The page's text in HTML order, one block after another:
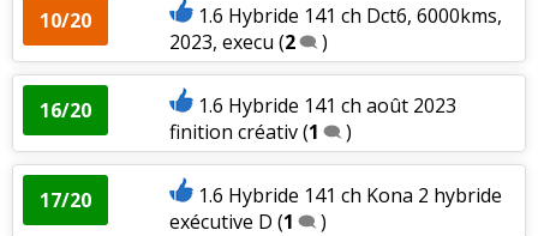
10/20
1.6 Hybride 141 ch Dct6, 6000kms,
2023, execu (2 )
16/20
1.6 Hybride 141 ch août 2023
finition créativ(1 )
17/20
1.6 Hybride 141 ch Kona 2 hybride
exécutive D (1 )